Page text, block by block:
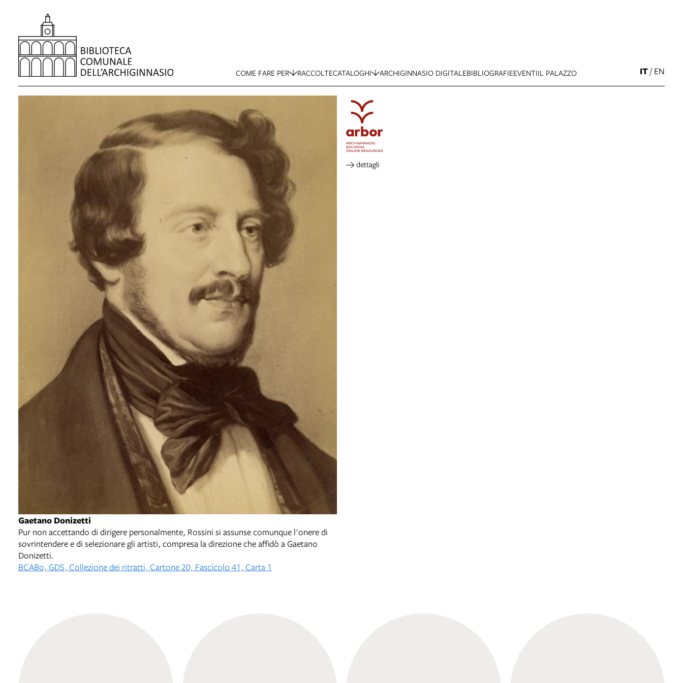
COME FARE PER RACCOLTECATALOGHI ARCHIGINNASIO DIGITALEBIBLIOGRAFIEEVENTIIL PALAZZO IT/EN
Gaetano Donizetti
Pur non accettando di dirigere personalmente, Rossini si assunse comunque l'onere di
sovrintendere e di selezionare gli artisti, compresa la direzione che affidò a Gaetano
Donizetti.
BCABo, GDS, Collezione dei ritratti, Cartone 20, Fascicolo 41, Carta 1
dettagli